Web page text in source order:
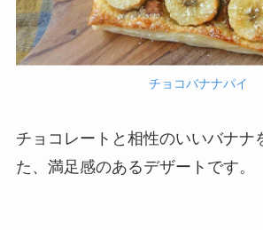
チョコバナナパイ
チョコレートと相性のいいバナナ
た、満足感のあるデザートです。